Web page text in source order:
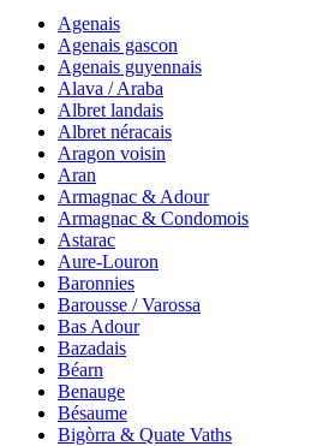
Agenais
Agenais gascon
Agenais guyennais
Alava / Araba
Albret landais
Albret néracais
Aragon voisin
Aran
Armagnac & Adour
Armagnac & Condomois
Astarac
Aure-Louron
Baronnies
Barousse / Varossa
Bas Adour
Bazadais
Béarn
Benauge
Bésaume
Bigòrra & Quate Vaths